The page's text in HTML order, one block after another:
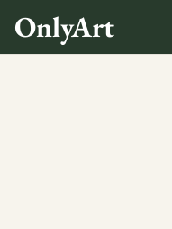
OnlyArt